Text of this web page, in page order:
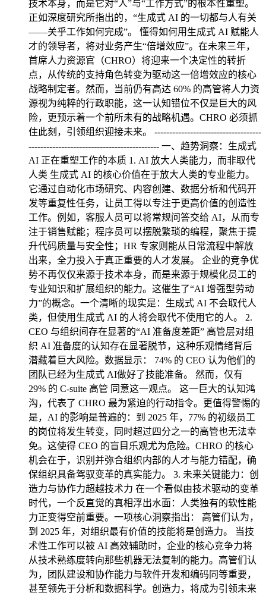
技术本身，而是它对“人”与“工作方式”的根本性重塑。
正如深度研究所指出的，“生成式 AI 的一切都与人有关
——关乎工作如何完成”。 懂得如何用生成式 AI 赋能人
才的领导者，将对业务产生“倍增效应”。在未来三年，
首席人力资源官（CHRO）将迎来一个决定性的转折
点，从传统的支持角色转变为驱动这一倍增效应的核心
战略制定者。然而，当前仍有高达 60% 的高管将人力资
源视为纯粹的行政职能，这一认知错位不仅是巨大的风
险，更预示着一个前所未有的战略机遇。CHRO 必须抓
住此刻，引领组织迎接未来。 ------------------------------------
-------------------------------------------- 一、趋势洞察：生成式
AI 正在重塑工作的本质 1. AI 放大人类能力，而非取代
人类 生成式 AI 的核心价值在于放大人类的专业能力。
它通过自动化市场研究、内容创建、数据分析和代码开
发等重复性任务，让员工得以专注于更高价值的创造性
工作。例如，客服人员可以将常规问答交给 AI，从而专
注于销售赋能；程序员可以摆脱繁琐的编程，聚焦于提
升代码质量与安全性；HR 专家则能从日常流程中解放
出来，全力投入于真正重要的人才发展。 企业的竞争优
势不再仅仅来源于技术本身，而是来源于规模化员工的
专业知识和扩展组织的能力。这催生了“AI 增强型劳动
力”的概念。一个清晰的现实是：生成式 AI 不会取代人
类，但使用生成式 AI 的人将会取代不使用它的人。 2.
CEO 与组织间存在显著的“AI 准备度差距” 高管层对组
织 AI 准备度的认知存在显著脱节，这种乐观情绪背后
潜藏着巨大风险。数据显示： 74% 的 CEO 认为他们的
团队已经为生成式 AI做好了技能准备。 然而，仅有
29% 的 C-suite 高管 同意这一观点。 这一巨大的认知鸿
沟，代表了 CHRO 最为紧迫的行动指令。更值得警惕的
是，AI 的影响是普遍的：到 2025 年，77% 的初级员工
的岗位将发生转变，同时超过四分之一的高管也无法幸
免。这使得 CEO 的盲目乐观尤为危险。CHRO 的核心
机会在于，识别并弥合组织内部的人才与能力错配，确
保组织具备驾驭变革的真实能力。 3. 未来关键能力：创
造力与协作力超越技术力 在一个看似由技术驱动的变革
时代，一个反直觉的真相浮出水面：人类独有的软性能
力正变得空前重要。一项核心洞察指出： 高管们认为，
到 2025 年，对组织最有价值的技能将是创造力。 当技
术性工作可以被 AI 高效辅助时，企业的核心竞争力将
从技术熟练度转向那些机器无法复制的能力。高管们认
为，团队建设和协作能力与软件开发和编码同等重要，
甚至领先于分析和数据科学。创造力，将成为引领未来